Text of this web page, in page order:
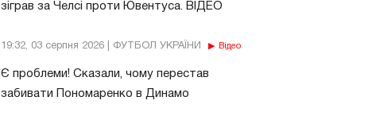
зіграв за Челсі проти Ювентуса. ВІДЕО
19:32, 03 серпня 2026 | ФУТБОЛ УКРАЇНИ Відео
Є проблеми! Сказали, чому перестав
забивати Пономаренко в Динамо